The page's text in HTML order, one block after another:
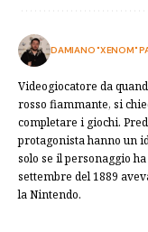
DAMIANO "XENOM"
Videogiocatore da
rosso fiammante, si
completare i giochi.
protagonista hanno un
solo se il personaggio
settembre del 1889
la Nintendo.